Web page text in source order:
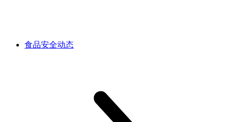
食品安全动态